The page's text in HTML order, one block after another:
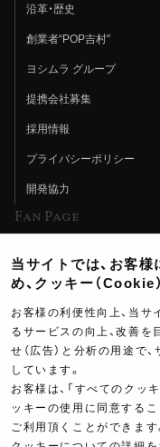
沿革・歴史
創業者“POP吉村”
ヨシムラ グループ
提携会社募集
採用情報
プライバシーポリシー
開発協力
Fan Page
ヨシムラTV
イベント情報
イベントスケジュール
ツーリングブレイクタイム
製品ポスター
当サイトでは、お客
め、クッキー（Cookie
お客様の利便性向上、当サ
るサービスの向上、改善を
せ（広告）と分析の用途で
しています。
お客様は、「すべてのクッ
ッキーの使用に同意する
ご利用頂くことができます